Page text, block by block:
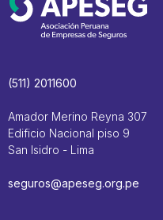
(511) 2011600
Amador Merino Reyna 307
Edificio Nacional piso 9
San Isidro - Lima
seguros@apeseg.org.pe